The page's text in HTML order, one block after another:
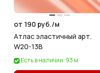
от 190 руб./м
Атлас эластичный арт.
W20-13B
Есть в наличии: 93 м